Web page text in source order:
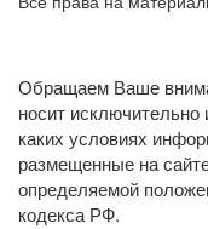
Обращаем Ваше
носит
каких условиях
размещенные на
определяемой
кодекса РФ.